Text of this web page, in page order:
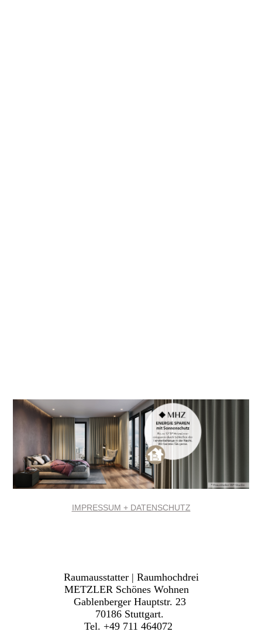
IMPRESSUM + DATENSCHUTZ
Raumausstatter | Raumhochdrei
METZLER Schönes Wohnen
Gablenberger Hauptstr. 23
70186 Stuttgart.
Tel. +49 711 464072